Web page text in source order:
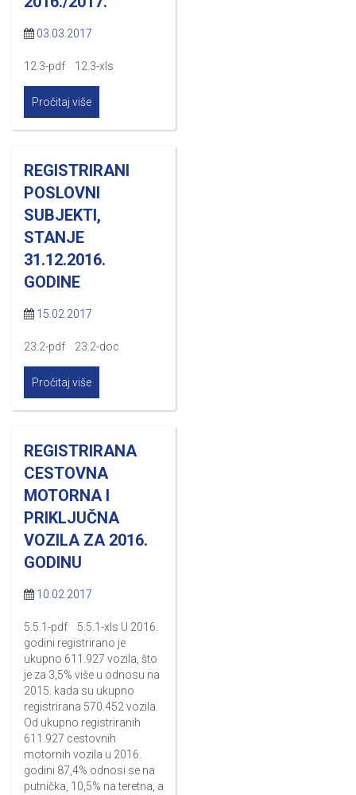
03.03.2017
12.3-pdf 12.3-xls
Pročitaj više
REGISTRIRANI
POSLOVNI
SUBJEKTI,
STANJE
31.12.2016.
GODINE
15.02.2017
23.2-pdf 23.2-doc
Pročitaj više
REGISTRIRANA
CESTOVNA
MOTORNA I
PRIKLJUČNA
VOZILA ZA 2016.
GODINU
10.02.2017
5.5.1-pdf 5.5.1-xls U 2016.
godini registrirano je
ukupno 611.927 vozila, što
je za 3,5% više u odnosu na
2015. kada su ukupno
registrirana 570.452 vozila.
Od ukupno registriranih
611.927 cestovnih
motornih vozila u 2016.
godini 87,4% odnosi se na
putnička, 10,5% na teretna, a